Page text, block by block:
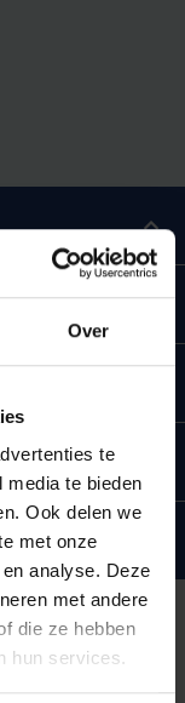
Over
te
te bieden
Ook delen we
met onze
analyse. Deze
met andere
die ze hebben
hun services.